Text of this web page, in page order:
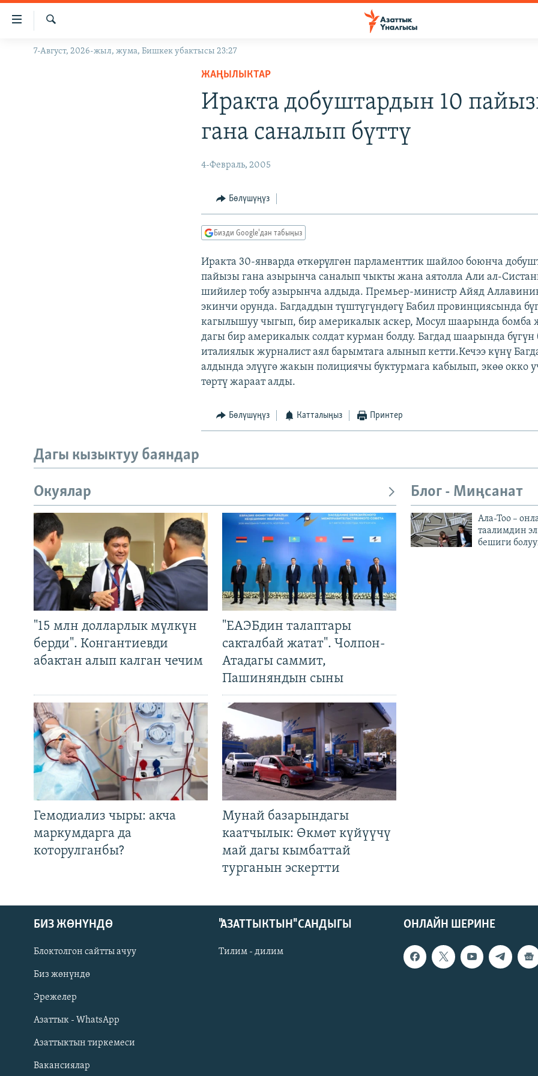
Линктер
Мазмунга
Навигацияга
ЖАҢЫЛЫКТАР
Русский
ОНЛАЙН ШЕРИНЕ
Издөө
7-Август, 2026-жыл, жума, Бишкек убактысы 23:27
ЖАҢЫЛЫКТАР
Иракта добуштардын 10
гана саналып бүттү
4-Февраль, 2005
Бөлүшүңүз
Бизди Google'дан табыңыз
Иракта 30-январда өткөрүлгөн парламенттик шайлоо боюнча
пайызы гана азырынча саналып чыкты жана аятолла Али ал-
шийилер тобу азырынча алдыда. Премьер-министр Айяд
экинчи орунда. Багдаддын түштүгүндөгү Бабил провинциясында
кагылышуу чыгып, бир америкалык аскер, Мосул шаарында бомба
дагы бир америкалык солдат курман болду. Багдад шаарында бүгүн
италиялык журналист аял барымтага алынып кетти.Кечээ күнү
алдында элүүгө жакын полициячы буктурмага кабылып, экөө окко
төртү жараат алды.
Бөлүшүңүз Катталыңыз Принтер
Дагы кызыктуу баяндар
Окуялар
"15 млн долларлык мүлкүн
берди". Конгантиевди
абактан алып калган чечим
"ЕАЭБдин талаптары
сакталбай жатат". Чолпон-
Атадагы саммит,
Пашиняндын сыны
Гемодиализ чыры: акча
маркумдарга да
которулганбы?
Мунай базарындагы
каатчылык: Өкмөт күйүүчү
май дагы кымбаттай
турганын эскертти
Блог - Миңсанат
Ала-Тоо –
таалимдин
бешиги
ОНЛАЙН ШЕРИНЕ
БИЗ ЖӨНҮНДӨ
Блоктолгон сайтты ачуу
Биз жөнүндө
Эрежелер
Азаттык - WhatsApp
Азаттыктын тиркемеси
Вакансиялар
"АЗАТТЫКТЫН" САНДЫГЫ
Тилим - дилим